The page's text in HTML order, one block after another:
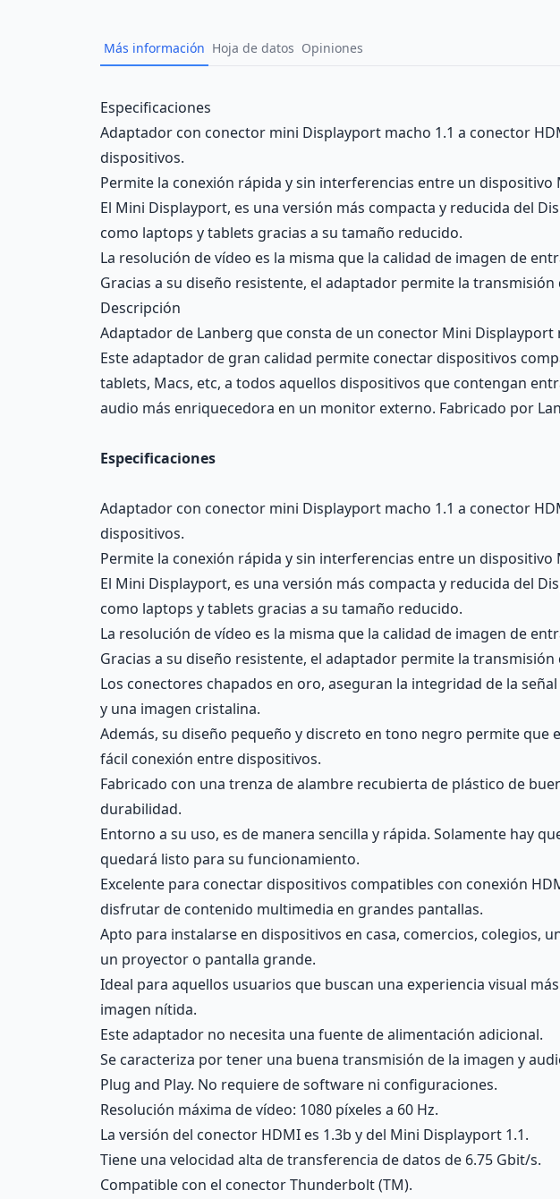
Más información Hoja de datos Opiniones
Description
Especificaciones
Adaptador con conector mini Displayport macho 1.1 a conector
dispositivos.
Permite la conexión rápida y sin interferencias entre un
El Mini Displayport, es una versión más compacta y reducida del
como laptops y tablets gracias a su tamaño reducido.
La resolución de vídeo es la misma que la calidad de imagen de
Gracias a su diseño resistente, el adaptador permite la
Descripción
Adaptador de Lanberg que consta de un conector Mini
Este adaptador de gran calidad permite conectar dispositivos
tablets, Macs, etc, a todos aquellos dispositivos que contengan
audio más enriquecedora en un monitor externo. Fabricado por
Especificaciones
Adaptador con conector mini Displayport macho 1.1 a conector
dispositivos.
Permite la conexión rápida y sin interferencias entre un
El Mini Displayport, es una versión más compacta y reducida del
como laptops y tablets gracias a su tamaño reducido.
La resolución de vídeo es la misma que la calidad de imagen de
Gracias a su diseño resistente, el adaptador permite la
Los conectores chapados en oro, aseguran la integridad de la
y una imagen cristalina.
Además, su diseño pequeño y discreto en tono negro permite
fácil conexión entre dispositivos.
Fabricado con una trenza de alambre recubierta de plástico de
durabilidad.
Entorno a su uso, es de manera sencilla y rápida. Solamente hay
quedará listo para su funcionamiento.
Excelente para conectar dispositivos compatibles con conexión
disfrutar de contenido multimedia en grandes pantallas.
Apto para instalarse en dispositivos en casa, comercios, colegios,
un proyector o pantalla grande.
Ideal para aquellos usuarios que buscan una experiencia visual
imagen nítida.
Este adaptador no necesita una fuente de alimentación adicional.
Se caracteriza por tener una buena transmisión de la imagen y
Plug and Play. No requiere de software ni configuraciones.
Resolución máxima de vídeo: 1080 píxeles a 60 Hz.
La versión del conector HDMI es 1.3b y del Mini Displayport 1.1.
Tiene una velocidad alta de transferencia de datos de 6.75 Gbit/s.
Compatible con el conector Thunderbolt (TM).